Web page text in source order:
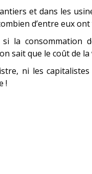
et dans les
d’entre eux
la consommation
sait que le coût de la
ni les
!